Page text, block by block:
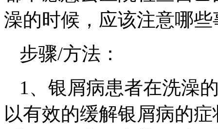
澡的时候，应该注意哪
步骤/方法：
1、银屑病患者在洗澡
以有效的缓解银屑病的